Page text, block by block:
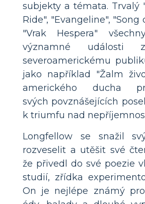
subjekty a témata. Trvalý
Ride", "Evangeline", "Song
"Vrak Hespera"
významné události
severoamerickému
jako například "Žalm
amerického ducha
svých povznášejících
k triumfu nad
Longfellow se snažil
rozveselit a utěšit své
že přivedl do své poezie
studií, zřídka
On je nejlépe známý